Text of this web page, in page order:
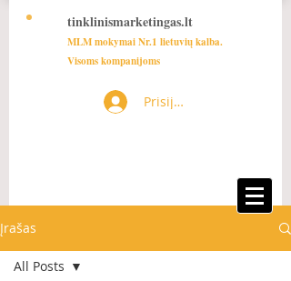
tinklinismarketingas.lt
MLM mokymai Nr.1 lietuvių kalba.
Visoms kompanijoms
Prisijungti
Įrašas
All Posts